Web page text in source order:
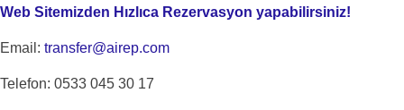
Web Sitemizden Hızlıca Rezervasyon yapabilirsiniz!
Email: transfer@airep.com
Telefon: 0533 045 30 17